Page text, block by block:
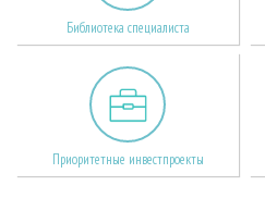
Библиотека специалиста
Приоритетные инвестпроекты